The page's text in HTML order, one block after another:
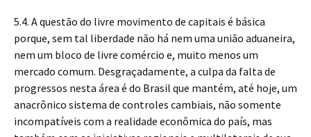
5.4. A questão do livre movimento de capitais é básica
porque, sem tal liberdade não há nem uma união aduaneira,
nem um bloco de livre comércio e, muito menos um
mercado comum. Desgraçadamente, a culpa da falta de
progressos nesta área é do Brasil que mantém, até hoje, um
anacrônico sistema de controles cambiais, não somente
incompatíveis com a realidade econômica do país, mas